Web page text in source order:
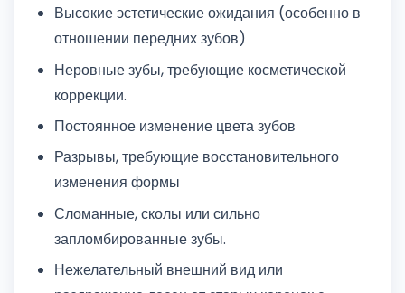
Высокие эстетические ожидания (особенно в
отношении передних зубов)
Неровные зубы, требующие косметической
коррекции.
Постоянное изменение цвета зубов
Разрывы, требующие восстановительного
изменения формы
Сломанные, сколы или сильно
запломбированные зубы.
Нежелательный внешний вид или